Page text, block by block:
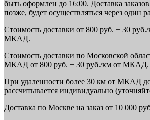
быть оформлен до 16:00. Доставка
позже, будет осуществляться через один
Стоимость доставки от 800 руб. + 30
МКАД.
Стоимость доставки по Московской
МКАД от 800 руб. + 30 руб./км от МКАД.
При удаленности более 30 км от МКАД
рассчитывается индивидуально
Доставка по Москве на заказ от 10 000